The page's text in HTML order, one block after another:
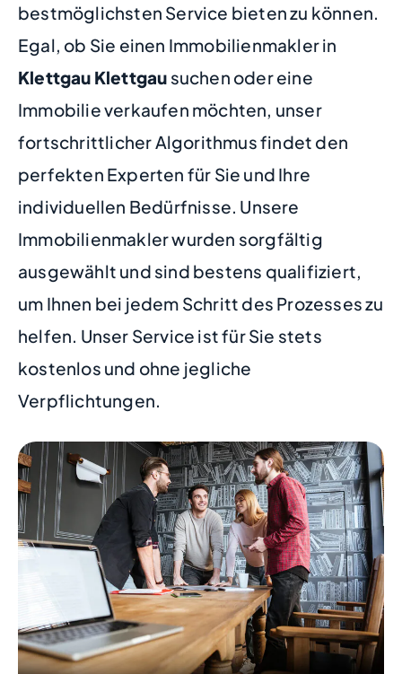
bestmöglichsten Service bieten zu können.
Egal, ob Sie einen Immobilienmakler in
Klettgau Klettgau suchen oder eine
Immobilie verkaufen möchten, unser
fortschrittlicher Algorithmus findet den
perfekten Experten für Sie und Ihre
individuellen Bedürfnisse. Unsere
Immobilienmakler wurden sorgfältig
ausgewählt und sind bestens qualifiziert,
um Ihnen bei jedem Schritt des Prozesses zu
helfen. Unser Service ist für Sie stets
kostenlos und ohne jegliche
Verpflichtungen.